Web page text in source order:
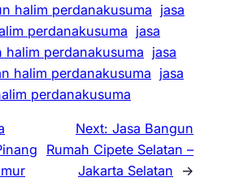
halim perdanakusuma jasa
perdanakusuma jasa
perdanakusuma jasa
halim perdanakusuma jasa
perdanakusuma
Next: Jasa Bangun
Rumah Cipete Selatan –
Jakarta Selatan
→